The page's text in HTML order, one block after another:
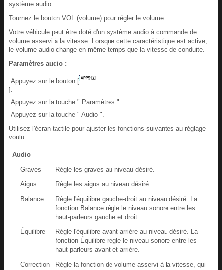
système audio.
Tournez le bouton VOL (volume) pour régler le volume.
Votre véhicule peut être doté d'un système audio à commande de
volume asservi à la vitesse. Lorsque cette caractéristique est active,
le volume audio change en même temps que la vitesse de conduite.
Paramètres audio :
Appuyez sur le bouton [
].
Appuyez sur la touche " Paramètres ".
Appuyez sur la touche " Audio ".
Utilisez l'écran tactile pour ajuster les fonctions suivantes au réglage
voulu :
Audio
Graves
Règle les graves au niveau désiré.
Aigus
Règle les aigus au niveau désiré.
Balance
Règle l'équilibre gauche-droit au niveau désiré. La
fonction Balance règle le niveau sonore entre les
haut-parleurs gauche et droit.
Équilibre
Règle l'équilibre avant-arrière au niveau désiré. La
fonction Équilibre règle le niveau sonore entre les
haut-parleurs avant et arrière.
Correction
Règle la fonction de volume asservi à la vitesse, qui